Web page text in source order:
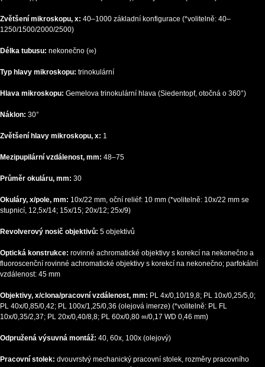
Zvětšení mikroskopu, x: 40–1000 základní konfigurace (*volitelně: 40–
1250/1500/2000/2500)
Délka tubusu: nekonečno (∞)
Typ hlavy mikroskopu: trinokulární
Hlava mikroskopu: Gemelova trinokulární hlava (Siedentopf, otočná o 360°)
Náklon: 30°
Zvětšení hlavy mikroskopu, x: 1
Mezipupilární vzdálenost, mm: 48–75
Průměr okuláru, mm: 30
Okuláry, x/pole, mm: 10x/22 mm, oční reliéf: 10 mm (*volitelně: 10x/22 mm se
stupnicí, 12,5x/14; 15x/15; 20x/12; 25x/9)
Revolverový nosič objektivů: 5 objektivů
Optická konstrukce: rovinné achromatické objektivy s korekcí na nekonečno a
fluoroscenční rovinné achromatické objektivy s korekcí na nekonečno; parfokální
vzdálenost: 45 mm
Objektivy, x/clona/pracovní vzdálenost, mm: PL 4x/0,10/19,8; PL 10x/0,25/5,0;
PL 40x/0,85/0,42; PL 100x/1,25/0,36 (olejová imerze) (*volitelně: PL FL
10x/0,35/2,37; PL 20х/0,40/8,8; PL 60x/0,80 ∞/0,17 WD 0,46 mm)
Odpružená výsuvná montáž: 40, 60х, 100x (olejový)
Pracovní stolek: dvouvrstvý mechanický pracovní stolek, rozměry pracovního